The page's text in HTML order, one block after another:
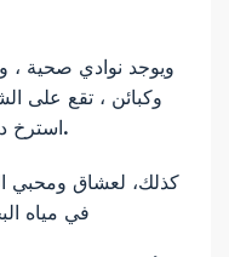
ويوجد نوادي صحية ،
وكبائن ، تقع على
استرخ دون الحاجة إلى حمل أمتعة كل يوم.
في مياه